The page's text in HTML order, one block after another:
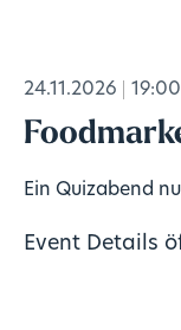
24.11.2026 19:00
Ein Quizabend
Event Details